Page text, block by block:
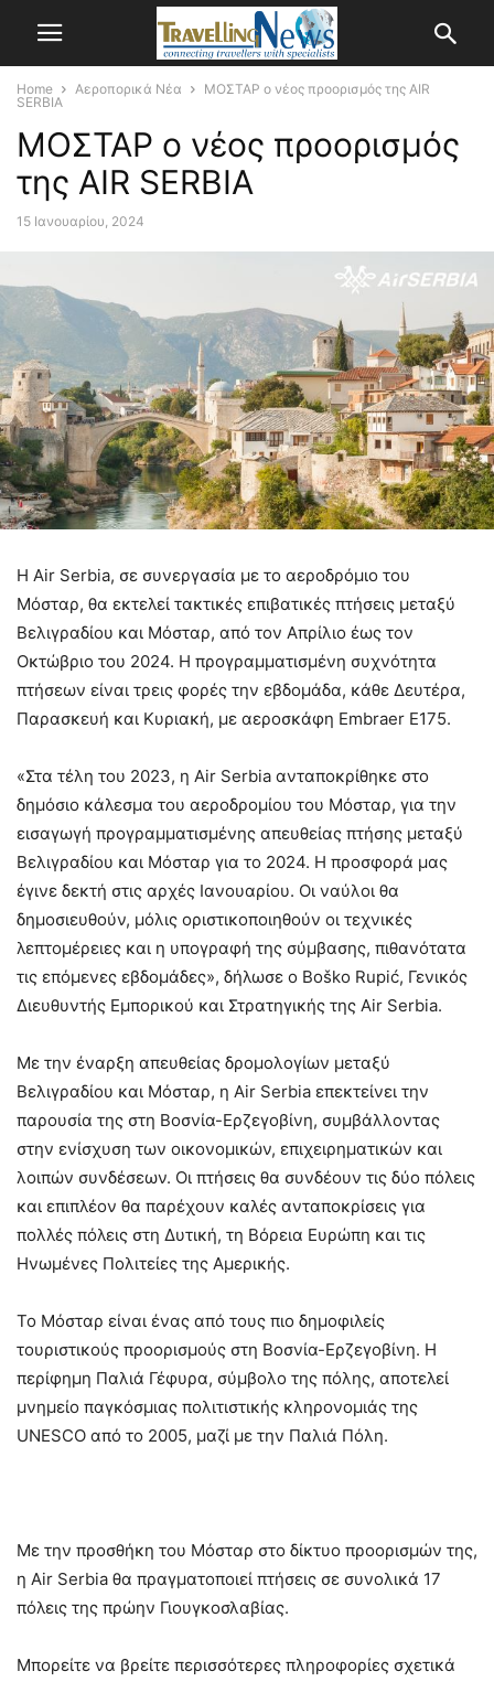
Home Αεροπορικά Νέα
ΜΟΣΤΑΡ ο νέος προορισμός της AIR
SERBIA
ΜΟΣΤΑΡ ο νέος προορισμός
της AIR SERBIA
15 Ιανουαρίου, 2024
Η Air Serbia, σε συνεργασία με το αεροδρόμιο του
Μόσταρ, θα εκτελεί τακτικές επιβατικές πτήσεις μεταξύ
Βελιγραδίου και Μόσταρ, από τον Απρίλιο έως τον
Οκτώβριο του 2024. Η προγραμματισμένη συχνότητα
πτήσεων είναι τρεις φορές την εβδομάδα, κάθε Δευτέρα,
Παρασκευή και Κυριακή, με αεροσκάφη Embraer E175.
«Στα τέλη του 2023, η Air Serbia ανταποκρίθηκε στο
δημόσιο κάλεσμα του αεροδρομίου του Μόσταρ, για την
εισαγωγή προγραμματισμένης απευθείας πτήσης μεταξύ
Βελιγραδίου και Μόσταρ για το 2024. Η προσφορά μας
έγινε δεκτή στις αρχές Ιανουαρίου. Οι ναύλοι θα
δημοσιευθούν, μόλις οριστικοποιηθούν οι τεχνικές
λεπτομέρειες και η υπογραφή της σύμβασης, πιθανότατα
τις επόμενες εβδομάδες», δήλωσε ο Boško Rupić, Γενικός
Διευθυντής Εμπορικού και Στρατηγικής της Air Serbia.
Με την έναρξη απευθείας δρομολογίων μεταξύ
Βελιγραδίου και Μόσταρ, η Air Serbia επεκτείνει την
παρουσία της στη Βοσνία-Ερζεγοβίνη, συμβάλλοντας
στην ενίσχυση των οικονομικών, επιχειρηματικών και
λοιπών συνδέσεων. Οι πτήσεις θα συνδέουν τις δύο πόλεις
και επιπλέον θα παρέχουν καλές ανταποκρίσεις για
πολλές πόλεις στη Δυτική, τη Βόρεια Ευρώπη και τις
Ηνωμένες Πολιτείες της Αμερικής.
Το Μόσταρ είναι ένας από τους πιο δημοφιλείς
τουριστικούς προορισμούς στη Βοσνία-Ερζεγοβίνη. Η
περίφημη Παλιά Γέφυρα, σύμβολο της πόλης, αποτελεί
μνημείο παγκόσμιας πολιτιστικής κληρονομιάς της
UNESCO από το 2005, μαζί με την Παλιά Πόλη.
Με την προσθήκη του Μόσταρ στο δίκτυο προορισμών της,
η Air Serbia θα πραγματοποιεί πτήσεις σε συνολικά 17
πόλεις της πρώην Γιουγκοσλαβίας.
Μπορείτε να βρείτε περισσότερες πληροφορίες σχετικά